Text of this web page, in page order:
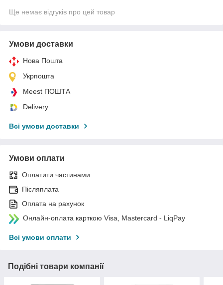
Ще немає відгуків про цей товар
Умови доставки
Нова Пошта
Укрпошта
Meest ПОШТА
Delivery
Всі умови доставки
Умови оплати
Оплатити частинами
Післяплата
Оплата на рахунок
Онлайн-оплата карткою Visa, Mastercard - LiqPay
Всі умови оплати
Подібні товари компанії